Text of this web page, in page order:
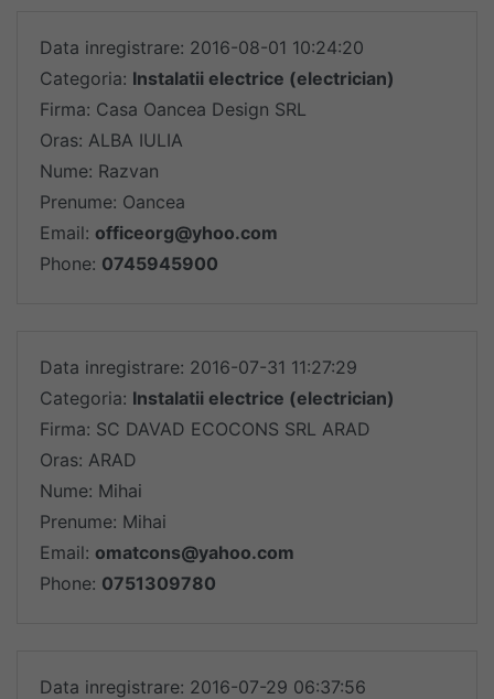
Data inregistrare: 2016-08-01 10:24:20
Categoria: Instalatii electrice (electrician)
Firma: Casa Oancea Design SRL
Oras: ALBA IULIA
Nume: Razvan
Prenume: Oancea
Email: officeorg@yhoo.com
Phone: 0745945900
Data inregistrare: 2016-07-31 11:27:29
Categoria: Instalatii electrice (electrician)
Firma: SC DAVAD ECOCONS SRL ARAD
Oras: ARAD
Nume: Mihai
Prenume: Mihai
Email: omatcons@yahoo.com
Phone: 0751309780
Data inregistrare: 2016-07-29 06:37:56